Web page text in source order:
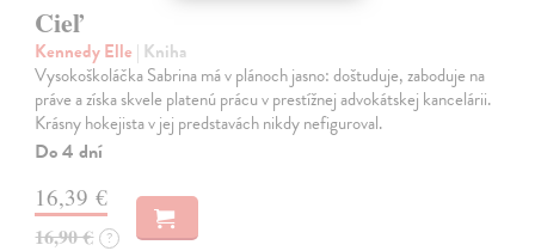
Cieľ
Kennedy Elle | Kniha
Vysokoškoláčka Sabrina má v plánoch jasno: doštuduje, zaboduje na
práve a získa skvele platenú prácu v prestížnej advokátskej kancelárii.
Krásny hokejista v jej predstavách nikdy nefiguroval.
Do 4 dní
16,39 €
16,90 € ?